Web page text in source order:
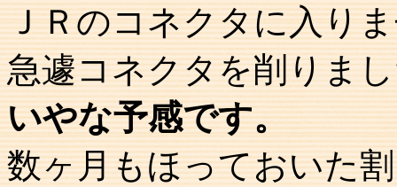
ＪＲのコネクタに入り
急遽コネクタを削りま
いやな予感です。
数ヶ月もほっておいた